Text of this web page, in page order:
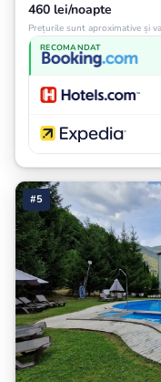
460 lei/noapte
Prețurile sunt aproximative și
RECOMANDAT
#5